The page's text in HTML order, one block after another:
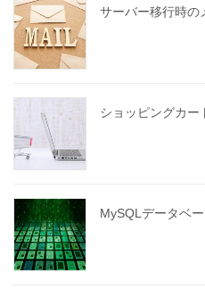
サーバー移行時の
ショッピングカー
MySQLデータベ